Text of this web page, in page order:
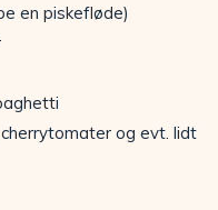
en piskefløde)
og evt. lidt